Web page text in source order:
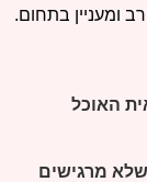
ומעניין בתחום.
האוכל
מרגישים